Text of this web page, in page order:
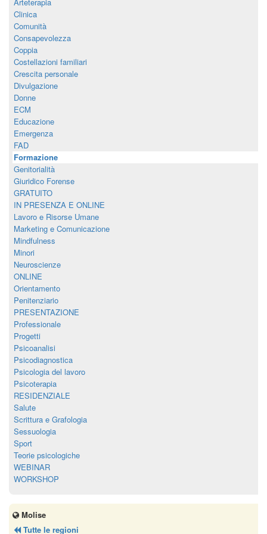
Clinica
Comunità
Consapevolezza
Coppia
Costellazioni familiari
Crescita personale
Divulgazione
Donne
ECM
Educazione
Emergenza
FAD
Formazione
Genitorialità
Giuridico Forense
GRATUITO
IN PRESENZA E ONLINE
Lavoro e Risorse Umane
Marketing e Comunicazione
Mindfulness
Minori
Neuroscienze
ONLINE
Orientamento
Penitenziario
PRESENTAZIONE
Professionale
Progetti
Psicoanalisi
Psicodiagnostica
Psicologia del lavoro
Psicoterapia
RESIDENZIALE
Salute
Scrittura e Grafologia
Sessuologia
Sport
Teorie psicologiche
WEBINAR
WORKSHOP
Molise
Tutte le regioni